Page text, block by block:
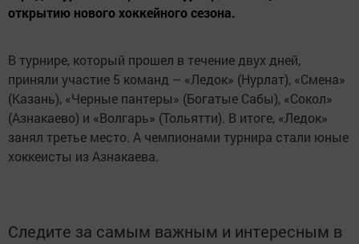
открытию нового хоккейного сезона.
В турнире, который прошел в течение двух дней,
приняли участие 5 команд – «Ледок» (Нурлат), «Смена»
(Казань), «Черные пантеры» (Богатые Сабы), «Сокол»
(Азнакаево) и «Волгарь» (Тольятти). В итоге, «Ледок»
занял третье место. А чемпионами турнира стали юные
хоккеисты из Азнакаева.
Следите за самым важным и интересным в